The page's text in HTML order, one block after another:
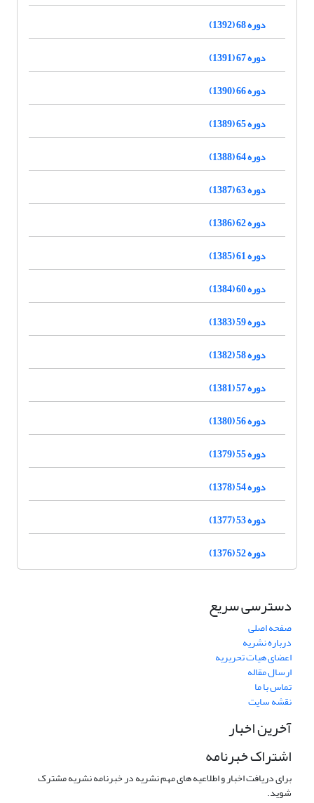
دوره 68 (1392)
دوره 67 (1391)
دوره 66 (1390)
دوره 65 (1389)
دوره 64 (1388)
دوره 63 (1387)
دوره 62 (1386)
دوره 61 (1385)
دوره 60 (1384)
دوره 59 (1383)
دوره 58 (1382)
دوره 57 (1381)
دوره 56 (1380)
دوره 55 (1379)
دوره 54 (1378)
دوره 53 (1377)
دوره 52 (1376)
دسترسی سریع
صفحه اصلی
درباره نشریه
اعضای هیات تحریریه
ارسال مقاله
تماس با ما
نقشه سایت
آخرین اخبار
اشتراک خبرنامه
برای دریافت اخبار و اطلاعیه های مهم نشریه در خبرنامه نشریه مشترک
شوید.